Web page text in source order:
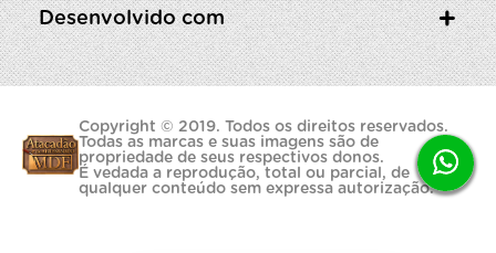
Desenvolvido com
Copyright © 2019. Todos os direitos reservados.
Todas as marcas e suas imagens são de
propriedade de seus respectivos donos.
É vedada a reprodução, total ou parcial, de
qualquer conteúdo sem expressa autorização.